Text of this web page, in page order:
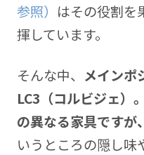
参照） はその役割を
揮しています。
そんな中、 メインポ
LC3（コルビジェ）
の異なる家具ですが
いうところの隠し味